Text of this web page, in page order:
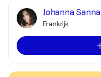
Johanna Sanna
Frankrijk